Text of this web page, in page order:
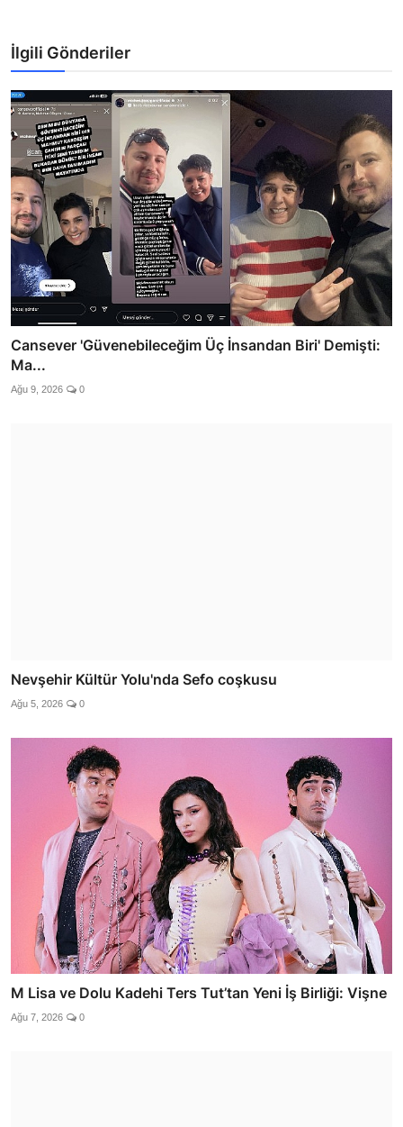
İlgili Gönderiler
Cansever 'Güvenebileceğim Üç İnsandan Biri' Demişti:
Ma...
Ağu 9, 2026 0
Nevşehir Kültür Yolu'nda Sefo coşkusu
Ağu 5, 2026 0
M Lisa ve Dolu Kadehi Ters Tut’tan Yeni İş Birliği: Vişne
Ağu 7, 2026 0